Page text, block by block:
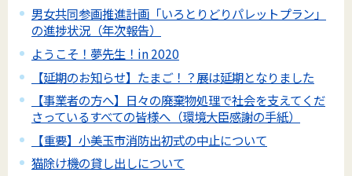
男女共同参画推進計画「いろとりどりパレットプラン」
の進捗状況（年次報告）
ようこそ！夢先生！in 2020
【延期のお知らせ】たまご！？展は延期となりました
【事業者の方へ】日々の廃棄物処理で社会を支えてくだ
さっているすべての皆様へ（環境大臣感謝の手紙）
【重要】小美玉市消防出初式の中止について
猫除け機の貸し出しについて